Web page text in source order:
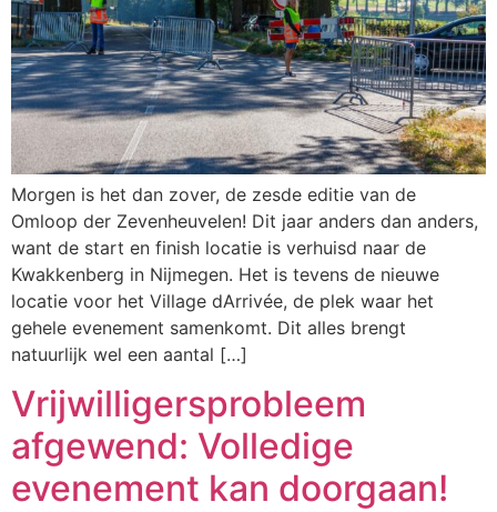
Morgen is het dan zover, de zesde editie van de
Omloop der Zevenheuvelen! Dit jaar anders dan anders,
want de start en finish locatie is verhuisd naar de
Kwakkenberg in Nijmegen. Het is tevens de nieuwe
locatie voor het Village dArrivée, de plek waar het
gehele evenement samenkomt. Dit alles brengt
natuurlijk wel een aantal […]
Vrijwilligersprobleem
afgewend: Volledige
evenement kan doorgaan!